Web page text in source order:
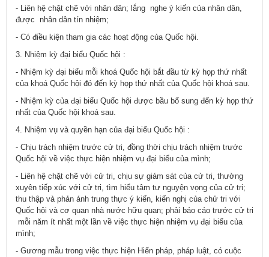
- Liên hệ chặt chẽ với nhân dân; lắng nghe ý kiến của nhân dân,
được nhân dân tín nhiệm;
- Có điều kiện tham gia các hoạt động của Quốc hội.
3. Nhiệm kỳ đại biểu Quốc hội :
- Nhiệm kỳ đại biểu mỗi khoá Quốc hội bắt đầu từ kỳ họp thứ nhất
của khoá Quốc hội đó đến kỳ họp thứ nhất của Quốc hội khoá sau.
- Nhiệm kỳ của đại biểu Quốc hội được bầu bổ sung đến kỳ họp thứ
nhất của Quốc hội khoá sau.
4. Nhiệm vụ và quyền hạn của đại biểu Quốc hội :
- Chịu trách nhiệm trước cử tri, đồng thời chịu trách nhiệm trước
Quốc hội về việc thực hiện nhiệm vụ đại biểu của mình;
- Liên hệ chặt chẽ với cử tri, chịu sự giám sát của cử tri, thường
xuyên tiếp xúc với cử tri, tìm hiểu tâm tư nguyện vọng của cử tri;
thu thập và phản ánh trung thực ý kiến, kiến nghị của chử tri với
Quốc hội và cơ quan nhà nước hữu quan; phải báo cáo trước cử tri
mỗi năm ít nhất một lần về việc thực hiện nhiệm vụ đại biểu của
mình;
- Gương mẫu trong việc thực hiện Hiến pháp, pháp luật, có cuộc